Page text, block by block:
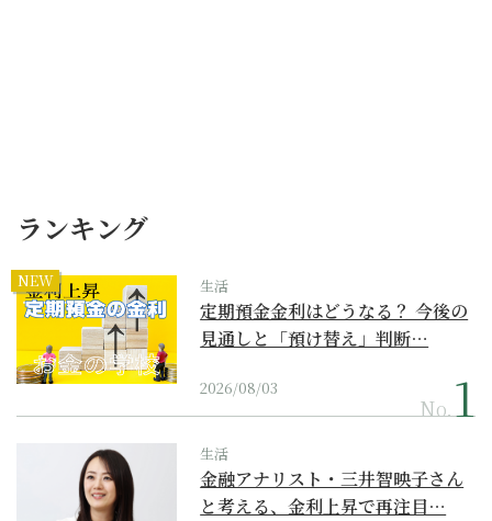
ランキング
NEW 生活
定期預金金利はどうなる？ 今後の
見通しと「預け替え」判断…
2026/08/03
No.
生活
金融アナリスト・三井智映子さん
と考える、金利上昇で再注目…